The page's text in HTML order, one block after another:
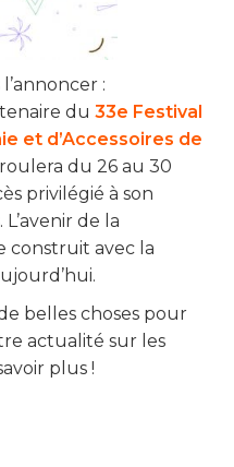
:
du 33e Festival
et d’Accessoires de
du 26 au 30
privilégié à son
de la
construit avec la
belles choses pour
actualité sur les
plus !